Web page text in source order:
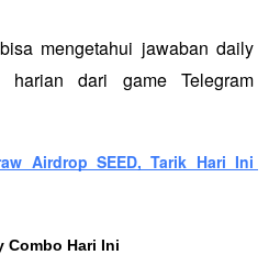
mengetahui jawaban daily
harian dari game Telegram
Airdrop SEED, Tarik Hari Ini
Combo Hari Ini